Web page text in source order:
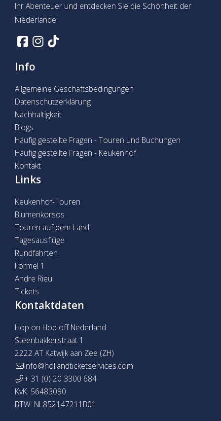
Ihr Abenteuer und entdecken Sie die Schönheit der
Niederlande!
Info
Allgemeine Geschäftsbedingungen
Datenschutzerklärung
Nachhaltigkeit
Blogs
Häufig gestellte Fragen - Touren und Buchungen
Häufig gestellte Fragen - Keukenhof
Kontakt
Links
Keukenhof-Touren
Blumenkorsos
Touren auf dem Land
Tagesausflüge
Rundfahrten
Formel 1
Andre Rieu
Tickets
Kontaktdaten
Hop on Hop off Nederland
Steenbakkerstraat 1
2222 AT Katwijk aan Zee (ZH)
info@hollandticketservices.com
+ 31 (0) 20 3300 684
KvK: 56483090
BTW: NL852147211B01